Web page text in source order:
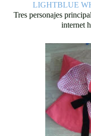
LIGHTBLUE
Tres personajes
internet